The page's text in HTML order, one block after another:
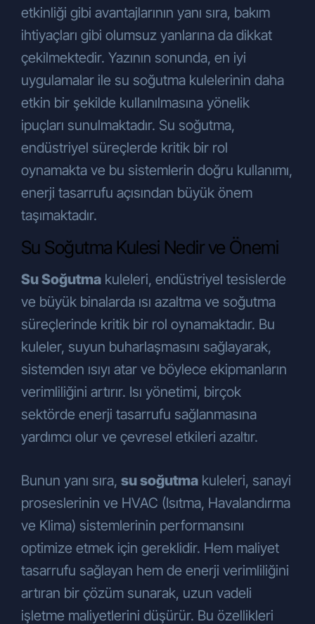
etkinliği gibi avantajlarının yanı sıra, bakım
ihtiyaçları gibi olumsuz yanlarına da dikkat
çekilmektedir. Yazının sonunda, en iyi
uygulamalar ile su soğutma kulelerinin daha
etkin bir şekilde kullanılmasına yönelik
ipuçları sunulmaktadır. Su soğutma,
endüstriyel süreçlerde kritik bir rol
oynamakta ve bu sistemlerin doğru kullanımı,
enerji tasarrufu açısından büyük önem
taşımaktadır.
Su Soğutma Kulesi Nedir ve Önemi
Su Soğutma kuleleri, endüstriyel tesislerde
ve büyük binalarda ısı azaltma ve soğutma
süreçlerinde kritik bir rol oynamaktadır. Bu
kuleler, suyun buharlaşmasını sağlayarak,
sistemden ısıyı atar ve böylece ekipmanların
verimliliğini artırır. Isı yönetimi, birçok
sektörde enerji tasarrufu sağlanmasına
yardımcı olur ve çevresel etkileri azaltır.
Bunun yanı sıra, su soğutma kuleleri, sanayi
proseslerinin ve HVAC (Isıtma, Havalandırma
ve Klima) sistemlerinin performansını
optimize etmek için gereklidir. Hem maliyet
tasarrufu sağlayan hem de enerji verimliliğini
artıran bir çözüm sunarak, uzun vadeli
işletme maliyetlerini düşürür. Bu özellikleri
Ayrıca, Şirket hizmetlerini kullanma
niyetiyle internet sayfamızı
kullandığınızda, Şirketimizi veya internet
sitemizi ziyaret ettiğinizde, Şirketimizin
düzenlediği eğitim, seminer veya
organizasyonlara katıldığınızda da kişisel
verileriniz işlenebilecektir.
Kişisel Verilerin İşlenme Amaçları
Toplanan kişisel verileriniz aşağıdaki
amaçlarla sınırlı olarak işlenmektedir:
Taleplerinizi yanıtlamak,
İletişim sağlamak,
Hizmet kalitemizi artırmak.
Şirketimiz tarafından sunulan ürün ve
hizmetlerden sizleri faydalandırmak için
gerekli çalışmaların iş birimlerimiz
tarafından yapılması,
Şirketimiz tarafından sunulan ürün ve
hizmetlerin sizlerin beğeni, kullanım
özelleştirilerek sizlere önerilmesi,
Şirketimizin ve Şirketimizle iş ilişkisi
içerisinde olan kişilerin hukuki ve ticari
güvenliğinin temini (Şirketimiz
tarafından yürütülen iletişime yönelik
lokasyonların fiziksel güvenliğini ve
denetimini sağlamak, iş
ortağı/müşteri/tedarikçi (yetkili veya
çalışanları) değerlendirme süreçleri,
hukuki uyum süreci, mali işler vb.),
Şirketimizin ticari ve iş stratejilerinin
belirlenmesi ve uygulanması,